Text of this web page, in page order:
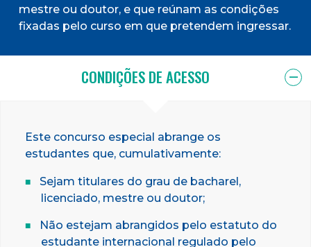
mestre ou doutor, e que reúnam as condições
fixadas pelo curso em que pretendem ingressar.
CONDIÇÕES DE ACESSO
Este concurso especial abrange os
estudantes que, cumulativamente:
Sejam titulares do grau de bacharel,
licenciado, mestre ou doutor;
Não estejam abrangidos pelo estatuto do
estudante internacional regulado pelo